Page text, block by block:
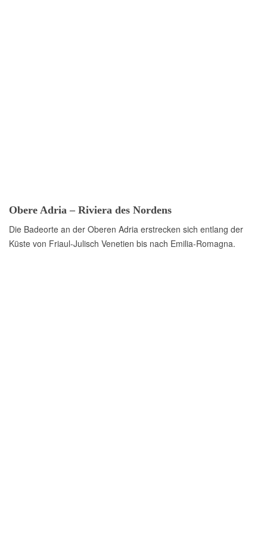
Obere Adria – Riviera des Nordens
Die Badeorte an der Oberen Adria erstrecken sich entlang der
Küste von Friaul-Julisch Venetien bis nach Emilia-Romagna.